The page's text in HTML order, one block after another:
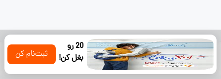
20 رو
بغل کن!
ثبت‌نام کن
کلیه حقوق مادی و معنوی این سایت متعلق به گروه آموزشی پادرس
است. پاییز 1401